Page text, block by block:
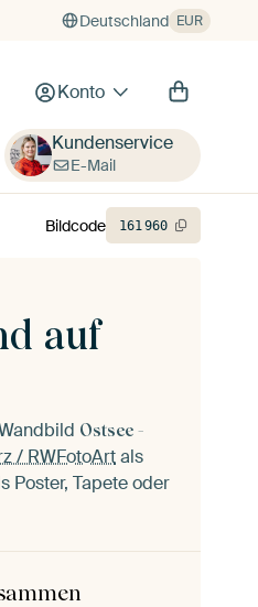
Deutschland EUR
Konto
Kundenservice
E-Mail
auf
Ostsee -
/ RWFotoArtals
Poster, Tapete oder
Bildcode 161960